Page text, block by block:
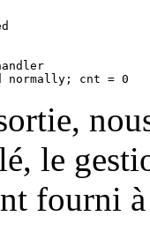
le
fourni à